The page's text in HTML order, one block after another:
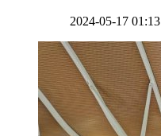
2024-05-17